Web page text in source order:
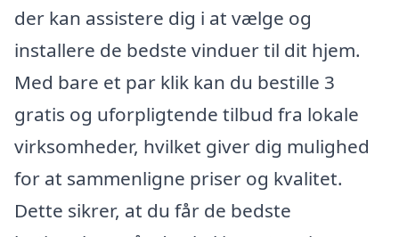
der kan assistere dig i at vælge og
installere de bedste vinduer til dit hjem.
Med bare et par klik kan du bestille 3
gratis og uforpligtende tilbud fra lokale
virksomheder, hvilket giver dig mulighed
for at sammenligne priser og kvalitet.
Dette sikrer, at du får de bedste